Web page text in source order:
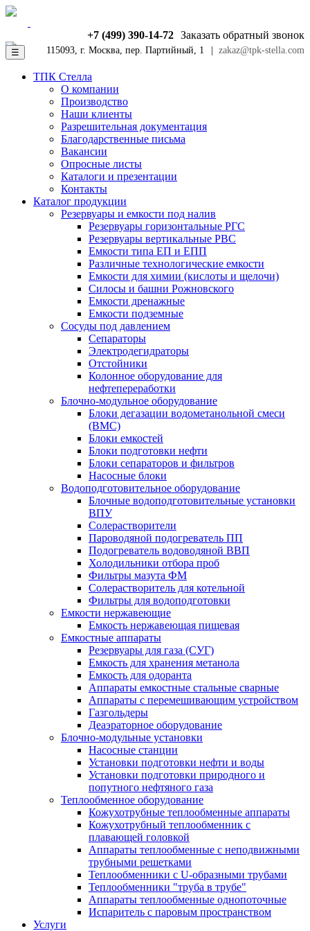
Заказать обратный звонок
+7 (499) 390-14-72
zakaz@tpk-stella.com
115093, г. Москва, пер. Партийный, 1
☰
ТПК Стелла
О компании
Производство
Наши клиенты
Разрешительная документация
Благодарственные письма
Вакансии
Опросные листы
Каталоги и презентации
Контакты
Каталог продукции
Резервуары и емкости под налив
Резервуары горизонтальные РГС
Резервуары вертикальные РВС
Емкости типа ЕП и ЕПП
Различные технологические емкости
Емкости для химии (кислоты и щелочи)
Силосы и башни Рожновского
Емкости дренажные
Емкости подземные
Сосуды под давлением
Сепараторы
Электродегидраторы
Отстойники
Колонное оборудование для
нефтепереработки
Блочно-модульное оборудование
Блоки дегазации водометанольной смеси
(BMC)
Блоки емкостей
Блоки подготовки нефти
Блоки сепараторов и фильтров
Насосные блоки
Водоподготовительное оборудование
Блочные водоподготовительные установки
ВПУ
Солерастворители
Пароводяной подогреватель ПП
Подогреватель водоводяной ВВП
Холодильники отбора проб
Фильтры мазута ФМ
Солерастворитель для котельной
Фильтры для водоподготовки
Емкости нержавеющие
Емкость нержавеющая пищевая
Емкостные аппараты
Резервуары для газа (СУГ)
Емкость для хранения метанола
Емкость для одоранта
Аппараты емкостные стальные сварные
Аппараты с перемешивающим устройством
Газгольдеры
Деаэраторное оборудование
Блочно-модульные установки
Насосные станции
Установки подготовки нефти и воды
Установки подготовки природного и
попутного нефтяного газа
Теплообменное оборудование
Кожухотрубные теплообменные аппараты
Кожухотрубный теплообменник с
плавающей головкой
Аппараты теплообменные с неподвижными
трубными решетками
Теплообменники с U-образными трубами
Теплообменники "труба в трубе"
Аппараты теплообменные однопоточные
Испаритель с паровым пространством
Услуги